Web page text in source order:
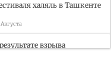
халяль в Ташкенте
взрыва